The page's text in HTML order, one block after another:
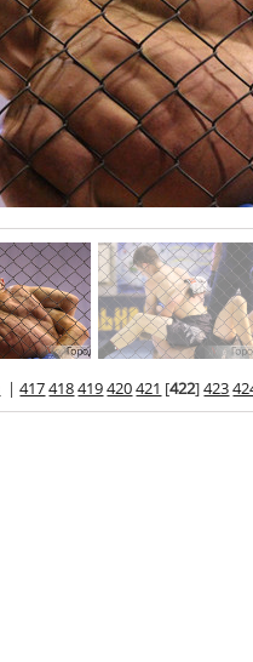
|417418419420421 [422]423